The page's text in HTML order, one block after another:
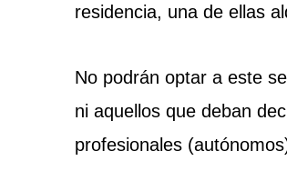
residencia, una de ellas
No podrán optar a este
ni aquellos que deban
profesionales